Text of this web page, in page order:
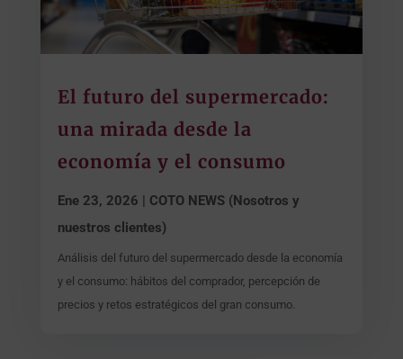
El futuro del supermercado:
una mirada desde la
economía y el consumo
Ene 23, 2026 | COTO NEWS (Nosotros y
nuestros clientes)
Análisis del futuro del supermercado desde la economía
y el consumo: hábitos del comprador, percepción de
precios y retos estratégicos del gran consumo.